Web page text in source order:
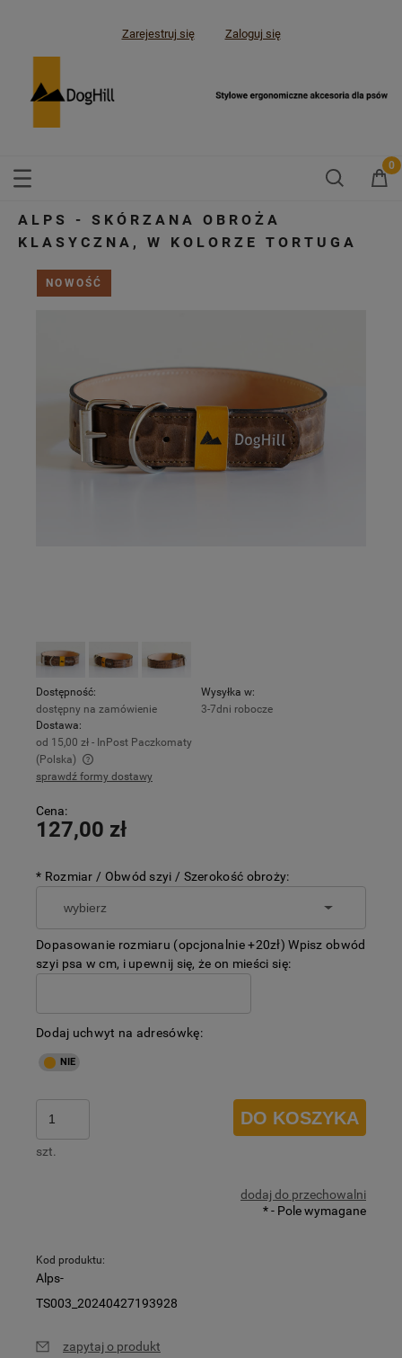
Zarejestruj się Zaloguj się
ALPS - SKÓRZANA OBROŻA
KLASYCZNA, W KOLORZE TORTUGA
NOWOŚĆ
Dostępność:
dostępny na zamówienie
Wysyłka w:
3-7dni robocze
Dostawa:
od 15,00 zł - InPost Paczkomaty
(Polska)
Cena nie zawiera ewentualnych kosztów płatności
sprawdź formy dostawy
Cena:
127,00 zł
* Rozmiar / Obwód szyi / Szerokość obroży:
Dopasowanie rozmiaru (opcjonalnie +20zł) Wpisz obwód
szyi psa w cm, i upewnij się, że on mieści się:
Dodaj uchwyt na adresówkę:
szt.
DO KOSZYKA
dodaj do przechowalni
*- Pole wymagane
Kod produktu:
Alps-
TS003_20240427193928
zapytaj o produkt